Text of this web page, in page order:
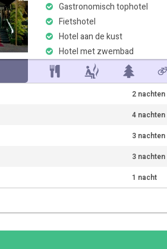
Gastronomisch tophotel
Fietshotel
Hotel aan de kust
Hotel met zwembad
2 nachten
4 nachten
3 nachten
3 nachten
1 nacht